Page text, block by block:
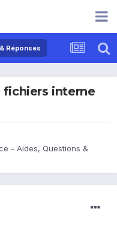
Réponses
fichiers interne
- Aides, Questions &